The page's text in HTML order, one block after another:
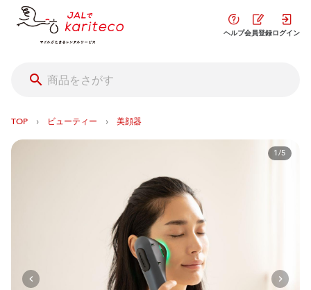
ヘルプ会員登録ログイン
TOP › ビューティー › 美顔器
1/5